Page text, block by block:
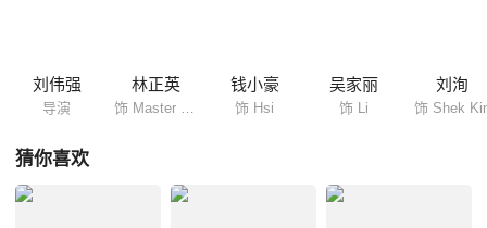
刘伟强
导演
林正英 钱小豪
饰 Hsi
吴家丽
饰 Li
刘洵
饰 Shek
猜你喜欢